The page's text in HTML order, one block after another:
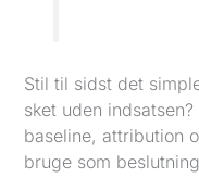
Stil til sidst det
sket uden
baseline, attribution
bruge som